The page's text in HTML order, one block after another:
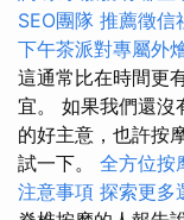
SEO團隊 推薦徵信
下午茶派對專屬外
這通常比在時間更
宜。 如果我們還沒
的好主意，也許按
試一下。 全方位按
注意事項 探索更多